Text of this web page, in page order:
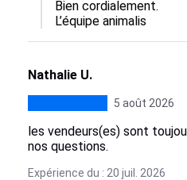
Bien cordialement.
L’équipe animalis
Nathalie U.
5 août 2026
les vendeurs(es) sont
nos questions.
Expérience du : 20 juil. 2026